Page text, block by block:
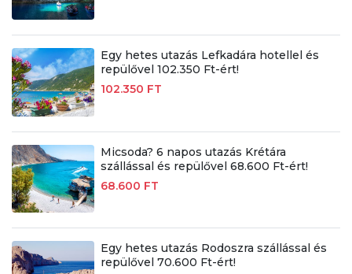
Egy hetes utazás Lefkadára hotellel és
repülővel 102.350 Ft-ért!
102.350 FT
Micsoda? 6 napos utazás Krétára
szállással és repülővel 68.600 Ft-ért!
68.600 FT
Egy hetes utazás Rodoszra szállással és
repülővel 70.600 Ft-ért!